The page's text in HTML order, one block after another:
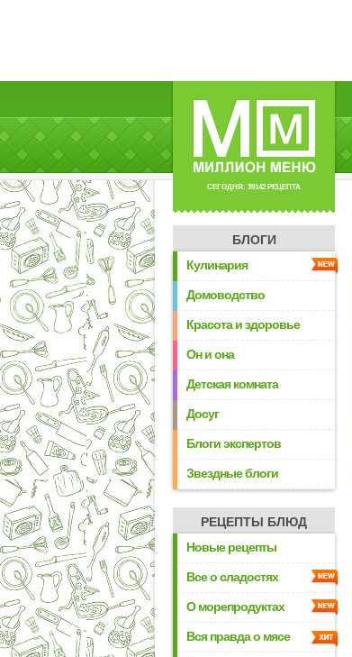
СЕГОДНЯ: 39142 РЕЦЕПТА
БЛОГИ
Кулинария
Домоводство
Красота и здоровье
Он и она
Детская комната
Досуг
Блоги экспертов
Звездные блоги
РЕЦЕПТЫ БЛЮД
Новые рецепты
Все о сладостях
О морепродуктах
Вся правда о мясе